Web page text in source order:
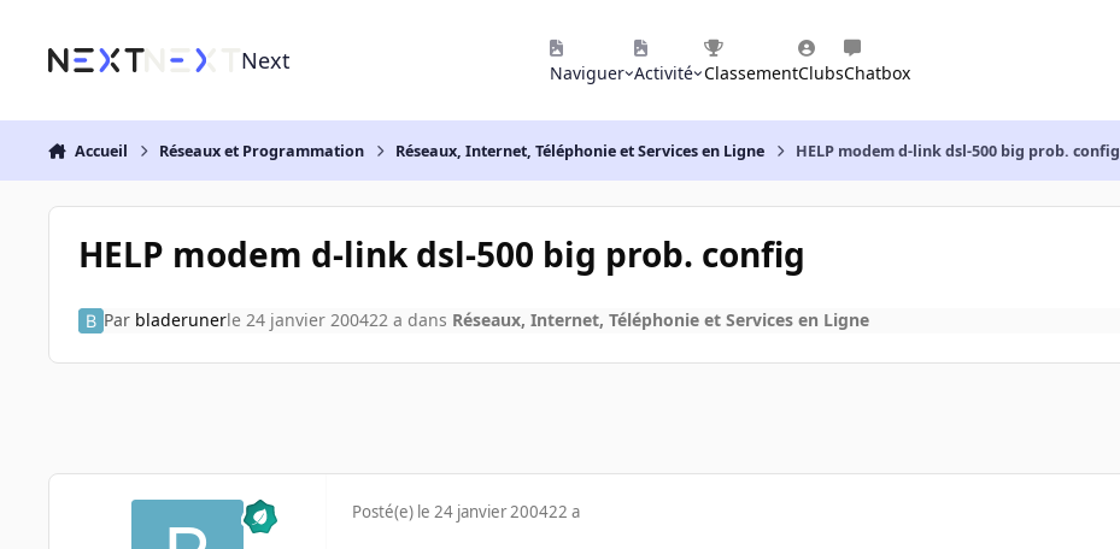
Next Naviguer Activité ClassementClubsChatbox
Accueil Réseaux et Programmation Réseaux, Internet, Téléphonie et Services en Ligne HELP modem d-link dsl-500 big prob. config
HELP modem d-link dsl-500 big prob. config
Par bladerunerle 24 janvier 200422 a dans Réseaux, Internet, Téléphonie et Services en Ligne
Posté(e) le 24 janvier 200422 a